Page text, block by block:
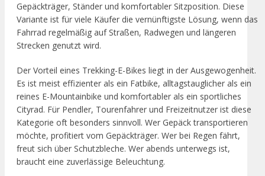
Gepäckträger, Ständer und komfortabler Sitzposition. Diese
Variante ist für viele Käufer die vernünftigste Lösung, wenn das
Fahrrad regelmäßig auf Straßen, Radwegen und längeren
Strecken genutzt wird.
Der Vorteil eines Trekking-E-Bikes liegt in der Ausgewogenheit.
Es ist meist effizienter als ein Fatbike, alltagstauglicher als ein
reines E-Mountainbike und komfortabler als ein sportliches
Cityrad. Für Pendler, Tourenfahrer und Freizeitnutzer ist diese
Kategorie oft besonders sinnvoll. Wer Gepäck transportieren
möchte, profitiert vom Gepäckträger. Wer bei Regen fährt,
freut sich über Schutzbleche. Wer abends unterwegs ist,
braucht eine zuverlässige Beleuchtung.